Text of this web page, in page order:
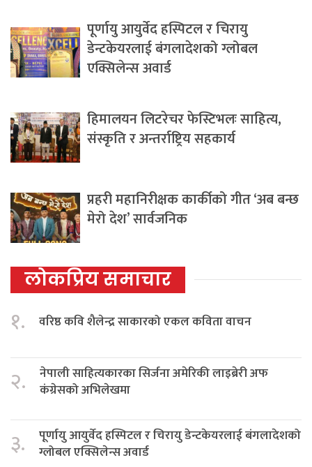
पूर्णायु आयुर्वेद हस्पिटल र चिरायु
डेन्टकेयरलाई बंगलादेशको ग्लोबल
एक्सिलेन्स अवार्ड
हिमालयन लिटरेचर फेस्टिभलः साहित्य,
संस्कृति र अन्तर्राष्ट्रिय सहकार्य
प्रहरी महानिरीक्षक कार्कीको गीत ‘अब बन्छ
मेरो देश’ सार्वजनिक
लोकप्रिय समाचार
१. वरिष्ठ कवि शैलेन्द्र साकारको एकल कविता वाचन
२.
नेपाली साहित्यकारका सिर्जना अमेरिकी लाइब्रेरी अफ
कंग्रेसको अभिलेखमा
३.
पूर्णायु आयुर्वेद हस्पिटल र चिरायु डेन्टकेयरलाई बंगलादेशको
ग्लोबल एक्सिलेन्स अवार्ड